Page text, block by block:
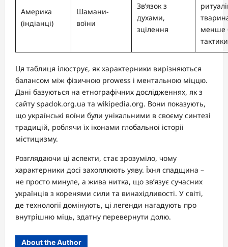
Америка
(індіанці)
Шамани-
воїни
Зв’язок з
духами,
зцілення
менше
тактики
Ця таблиця ілюструє, як характерники вирізняються
балансом між фізичною prowess і ментальною міццю.
Дані базуються на етнографічних дослідженнях, як з
сайту spadok.org.ua та wikipedia.org. Вони показують,
що українські воїни були унікальними в своєму синтезі
традицій, роблячи їх іконами глобальної історії
містицизму.
Розглядаючи ці аспекти, стає зрозуміло, чому
характерники досі захоплюють уяву. Їхня спадщина –
не просто минуле, а жива нитка, що зв’язує сучасних
українців з коренями сили та винахідливості. У світі,
де технології домінують, ці легенди нагадують про
внутрішню міць, здатну перевернути долю.
About the Author